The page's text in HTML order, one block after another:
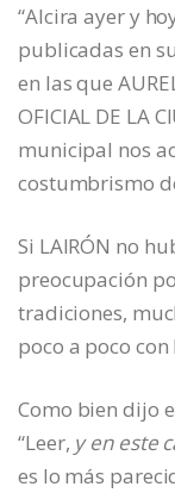
“Alcira ayer y
publicadas en
en las que
OFICIAL DE LA
municipal nos
costumbrismo
Si LAIRÓN no
preocupación
tradiciones,
poco a poco
Como bien dijo
“Leer, y en este
es lo más